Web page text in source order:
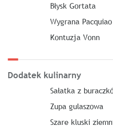
Błysk Gortata
Wygrana Pacquiao
Kontuzja Vonn
Dodatek kulinarny
Sałatka z
Zupa gulaszowa
Szare kluski